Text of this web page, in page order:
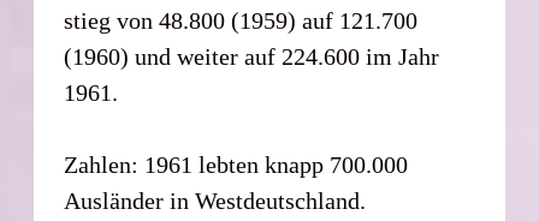
stieg von 48.800 (1959) auf 121.700
(1960) und weiter auf 224.600 im Jahr
1961.
Zahlen: 1961 lebten knapp 700.000
Ausländer in Westdeutschland.